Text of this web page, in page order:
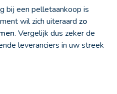
bij een pelletaankoop is
wil zich uiteraard zo
. Vergelijk dus zeker de
leveranciers in uw streek